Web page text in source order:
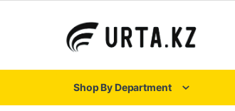
Shop By Department